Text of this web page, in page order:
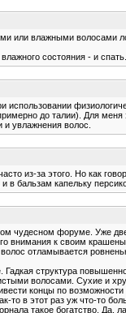
или влажными волосами
состояния - и спать.
до талии). Для
увлажнения волос.
из-за этого. Но как
в бальзам капельку
чудесном форуме. Уже
внимания к своим
отламывается
структура
волосами. Сухие и
концы по возможности
то в этот раз уж что-то
такое богатство. Да,